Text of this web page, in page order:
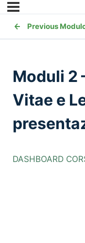
Previous
Moduli 2
Vitae e
DASHBOARD